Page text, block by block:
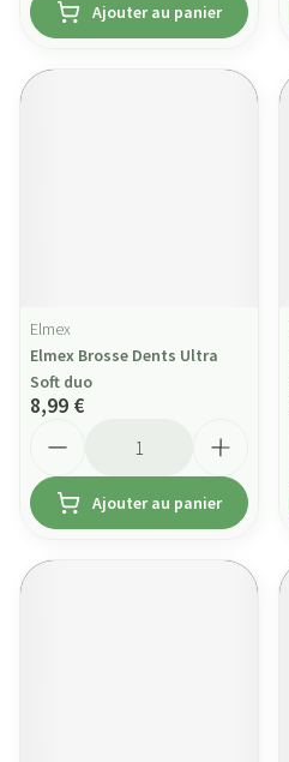
Ajouter au panier
Elmex
Elmex Brosse Dents Ultra
Soft duo
8,99 €
Ajouter au panier